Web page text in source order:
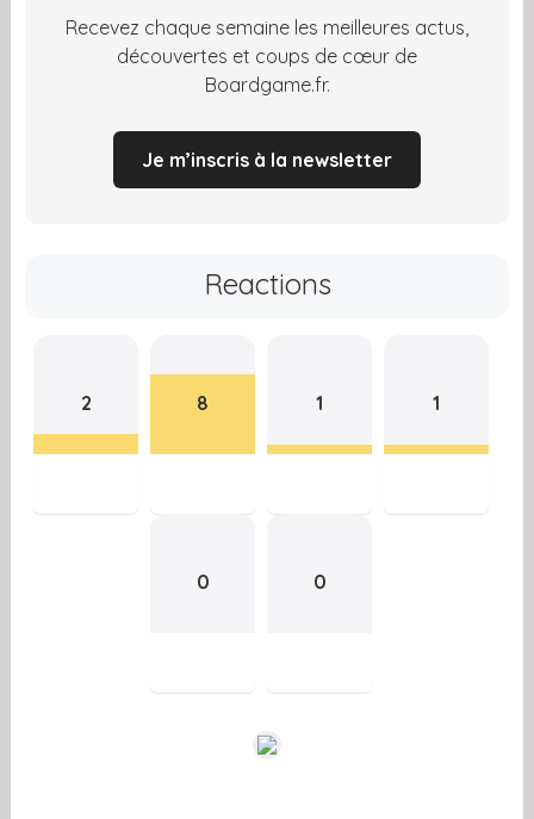
Recevez chaque semaine les meilleures actus,
découvertes et coups de cœur de
Boardgame.fr.
Je m’inscris à la newsletter
Reactions
2 8 1 1
0 0